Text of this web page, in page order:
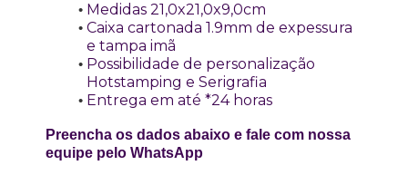
Medidas 21,0x21,0x9,0cm
Caixa cartonada 1.9mm de expessura
e tampa imã
Possibilidade de personalização
Hotstamping e Serigrafia
Entrega em até *24 horas
Preencha os dados abaixo e fale com nossa
equipe pelo WhatsApp